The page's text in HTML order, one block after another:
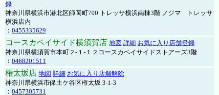
録
神奈川県横浜市港北区師岡町700 トレッサ横浜南棟3階 ノジマ トレッサ
横浜店内
： 0455335629
コースカベイサイド横須賀店 地図 詳細 お気に入り店舗登録
神奈川県横須賀市本町２-１-１２コースカベイサイドストアーズ3階
： 0468201511
権太坂店 地図 詳細 お気に入り店舗解除
神奈川県横浜市保土ケ谷区権太坂 3-1-3
： 0457305731